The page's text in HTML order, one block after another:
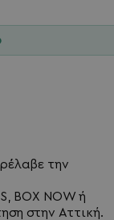
την
BOX NOW ή
στην Αττική.